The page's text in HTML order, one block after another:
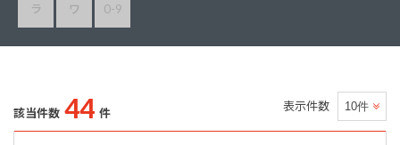
ラ ワ 0-9
該当件数 44 件 表示件数